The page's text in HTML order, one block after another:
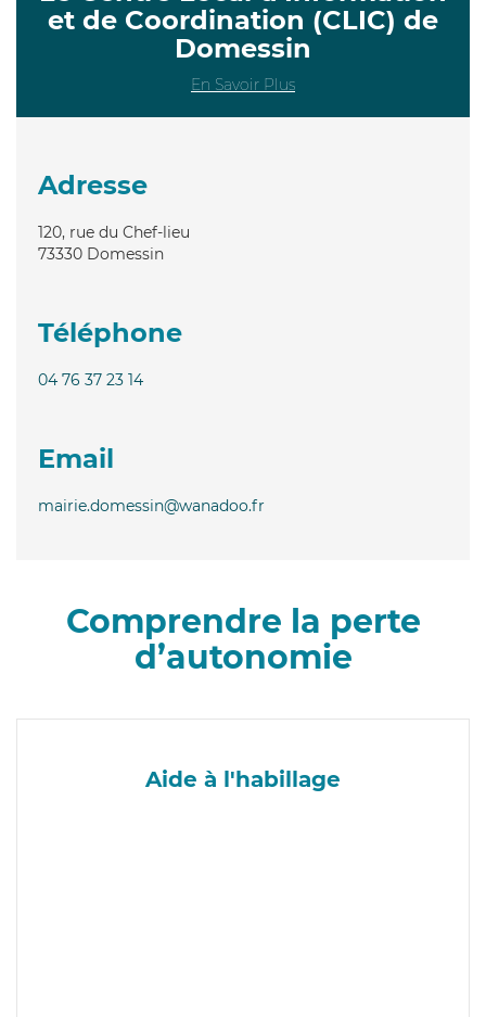
et de Coordination (CLIC) de
Domessin
En Savoir Plus
Adresse
120, rue du Chef-lieu
73330 Domessin
Téléphone
04 76 37 23 14
Email
mairie.domessin@wanadoo.fr
Comprendre la perte
d’autonomie
Aide à l'habillage